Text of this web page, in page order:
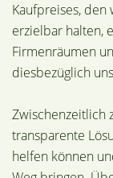
Kaufpreises, den
erzielbar halten,
Firmenräumen
diesbezüglich
Zwischenzeitlich
transparente
helfen können